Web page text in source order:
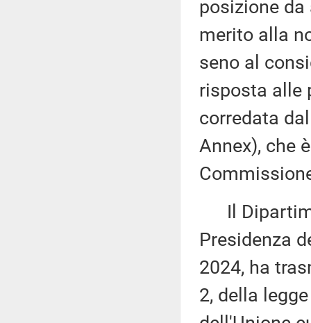
posizione
merito alla
seno al
risposta alle
corredata
Annex), che
Il
Presidenza
2024, ha
2, della